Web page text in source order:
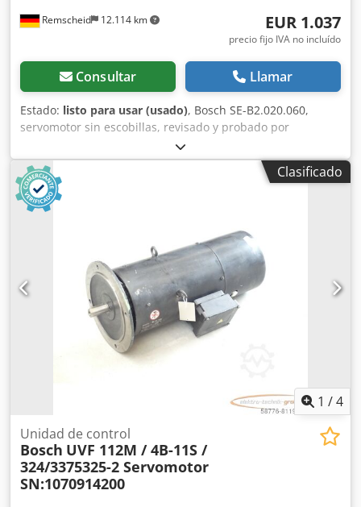
Remscheid 12.114 km EUR 1.037
precio fijo IVA no incluído
Consultar Llamar
Estado: listo para usar (usado), Bosch SE-B2.020.060,
servomotor sin escobillas, revisado y probado por
completo por personal cualificado y con una garantía de 12
meses. Funciona al 100%. El alcance de la entrega se
corresponde con las fotos. Los descuentos de venta
acordados no se aplican a este artículo. Por favor, consulte
el precio por separado. Dsdpfsi D Hcijx Adwock
Clasificado
1 /4
Unidad de control
Bosch UVF 112M / 4B-11S /
324/3375325-2 Servomotor
SN:1070914200